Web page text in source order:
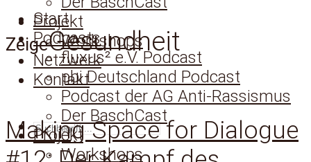
Projekt
Workshops
Netzwerk
Kontakt
SUCHEN
Start
Podcasts
fluxus² e.V. Podcast
pbi Deutschland Podcast
Podcast der AG Anti-Rassismus
Der BaschCast
Projekt
Workshops
ZeigeGesundheit
Making Space for Dialogue